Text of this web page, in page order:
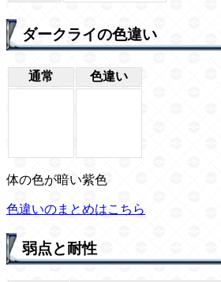
ダークライの色違い
通常 色違い
体の色が暗い紫色
色違いのまとめはこちら
弱点と耐性